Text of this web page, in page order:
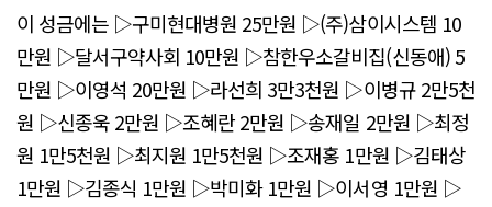
이 성금에는 ▷구미현대병원 25만원 ▷(주)삼이시스템 10
만원 ▷달서구약사회 10만원 ▷참한우소갈비집(신동애) 5
만원 ▷이영석 20만원 ▷라선희 3만3천원 ▷이병규 2만5천
원 ▷신종욱 2만원 ▷조혜란 2만원 ▷송재일 2만원 ▷최정
원 1만5천원 ▷최지원 1만5천원 ▷조재홍 1만원 ▷김태상
1만원 ▷김종식 1만원 ▷박미화 1만원 ▷이서영 1만원 ▷